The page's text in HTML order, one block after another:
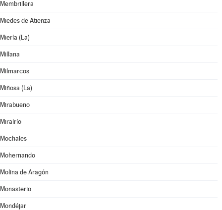
Membrillera
Miedes de Atienza
Mierla (La)
Millana
Milmarcos
Miñosa (La)
Mirabueno
Miralrío
Mochales
Mohernando
Molina de Aragón
Monasterio
Mondéjar